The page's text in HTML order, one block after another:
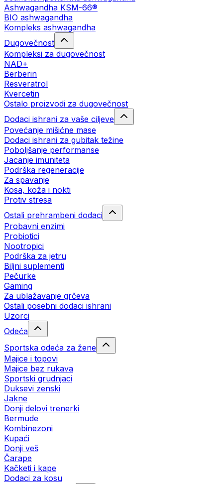
Ashwagandha KSM-66®
BIO ashwagandha
Kompleks ashwagandha
Dugovečnost
Kompleksi za dugovečnost
NAD+
Berberin
Resveratrol
Kvercetin
Ostalo proizvodi za dugovečnost
Dodaci ishrani za vaše ciljeve
Povećanje mišićne mase
Dodaci ishrani za gubitak težine
Poboljšanje performanse
Jacanje imuniteta
Podrška regeneracije
Za spavanje
Kosa, koža i nokti
Protiv stresa
Ostali prehrambeni dodaci
Probavni enzimi
Probiotici
Nootropici
Podrška za jetru
Biljni suplementi
Pečurke
Gaming
Za ublažavanje grčeva
Ostali posebni dodaci ishrani
Uzorci
Odeća
Sportska odeća za žene
Majice i topovi
Majice bez rukava
Sportski grudnjaci
Duksevi zenski
Jakne
Donji delovi trenerki
Bermude
Kombinezoni
Kupaći
Donji veš
Čarape
Kačketi i kape
Dodaci za kosu